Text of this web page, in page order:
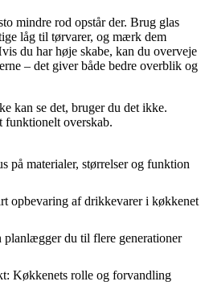
mindre rod opstår der. Brug glas
låg til tørvarer, og mærk dem
du har høje skabe, kan du overveje
– det giver både bedre overblik og
kan se det, bruger du det ikke.
funktionelt overskab.
på materialer, størrelser og funktion
opbevaring af drikkevarer i køkkenet
planlægger du til flere generationer
Køkkenets rolle og forvandling